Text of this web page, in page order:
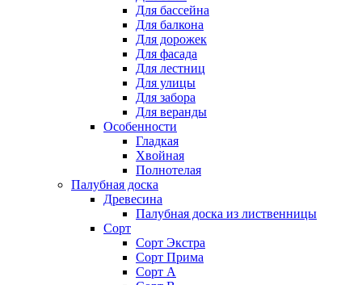
Для бассейна
Для балкона
Для дорожек
Для фасада
Для лестниц
Для улицы
Для забора
Для веранды
Особенности
Гладкая
Хвойная
Полнотелая
Палубная доска
Древесина
Палубная доска из лиственницы
Сорт
Сорт Экстра
Сорт Прима
Сорт A